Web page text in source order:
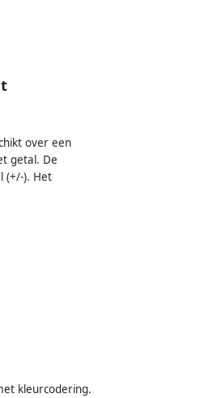
over een
getal. De
(+/-). Het
kleurcodering.